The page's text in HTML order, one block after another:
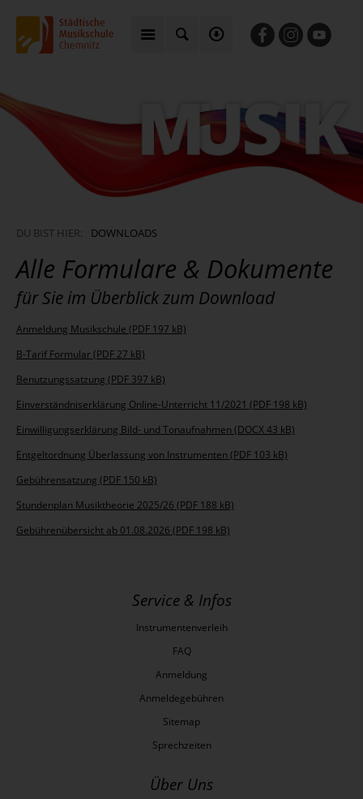
DU BIST HIER: DOWNLOADS
Alle Formulare & Dokumente
für Sie im Überblick zum Download
Anmeldung Musikschule (PDF 197 kB)
B-Tarif Formular (PDF 27 kB)
Benutzungssatzung (PDF 397 kB)
Einverständniserklärung Online-Unterricht 11/2021 (PDF 198 kB)
Einwilligungserklärung Bild- und Tonaufnahmen (DOCX 43 kB)
Entgeltordnung Überlassung von Instrumenten (PDF 103 kB)
Gebührensatzung (PDF 150 kB)
Stundenplan Musiktheorie 2025/26 (PDF 188 kB)
Gebührenübersicht ab 01.08.2026 (PDF 198 kB)
Service & Infos
Instrumentenverleih
FAQ
Anmeldung
Anmeldegebühren
Sitemap
Sprechzeiten
Über Uns